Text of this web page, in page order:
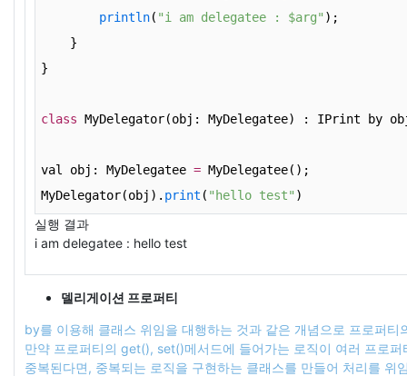
println( "i am delegatee : $arg" );
}
}
class MyDelegator(obj: MyDelegatee) : IPrint by
val obj: MyDelegatee = MyDelegatee();
MyDelegator(obj). print ( "hello test" )
실행 결과
i am delegatee : hello test
델리게이션 프로퍼티
by를 이용해 클래스 위임을 대행하는 것과 같은 개념으로 프로퍼티
만약 프로퍼티의 get(), set()메서드에 들어가는 로직이 여러 프로퍼
중복된다면, 중복되는 로직을 구현하는 클래스를 만들어 처리를 위